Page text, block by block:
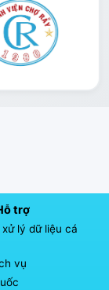
trợ
lý dữ liệu cá
vụ